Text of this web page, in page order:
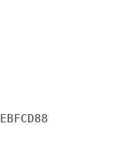
EBFCD88